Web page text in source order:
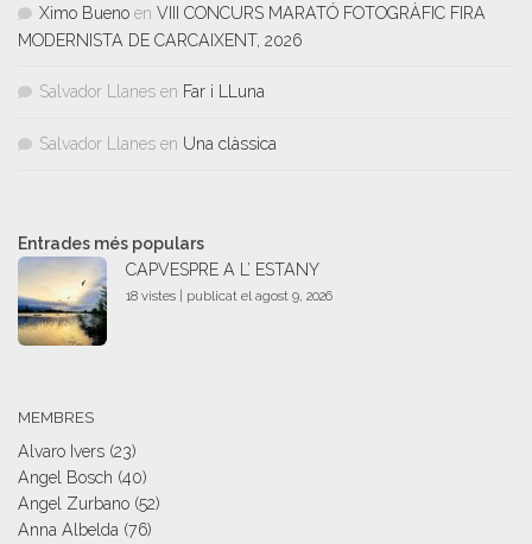
Ximo Bueno en VIII CONCURS MARATÓ FOTOGRÀFIC FIRA
MODERNISTA DE CARCAIXENT, 2026
Salvador Llanes en Far i LLuna
Salvador Llanes en Una clàssica
Entrades més populars
CAPVESPRE A L’ ESTANY
18 vistes | publicat el agost 9, 2026
MEMBRES
Alvaro Ivers (23)
Angel Bosch (40)
Angel Zurbano (52)
Anna Albelda (76)